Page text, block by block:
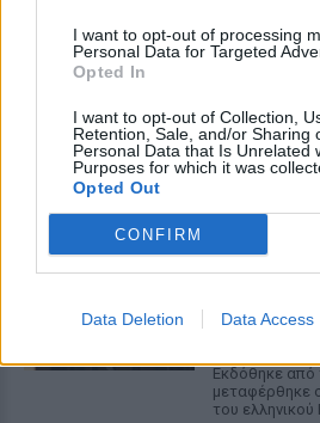
I want to opt-out of processing
Personal Data for Targeted
Opted In
I want to opt-out of Collection,
Retention, Sale, and/or Sharing
Personal Data that Is Unrelated
Purposes for which it was
Opted Out
CONFIRM
Data Deletion Data Access
ΔΕΙΤΕ ΕΠΙΣΗΣ
ΣΤΗΝ ΙΔΙΑ
46χρονη
Εκδόθηκε από
μεταφέρθηκε
του